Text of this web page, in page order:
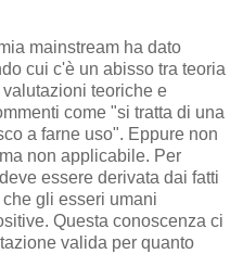
mainstream ha dato
cui c'è un abisso tra teoria
teoriche e
come "si tratta di una
a farne uso". Eppure non
non applicabile. Per
essere derivata dai fatti
gli esseri umani
Questa conoscenza ci
valida per quanto